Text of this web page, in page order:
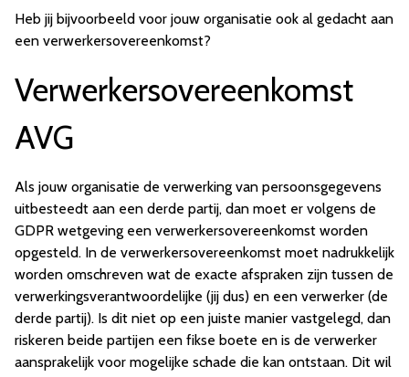
Heb jij bijvoorbeeld voor jouw organisatie ook al gedacht aan
een verwerkersovereenkomst?
Verwerkersovereenkomst
AVG
Als jouw organisatie de verwerking van persoonsgegevens
uitbesteedt aan een derde partij, dan moet er volgens de
GDPR wetgeving een verwerkersovereenkomst worden
opgesteld. In de verwerkersovereenkomst moet nadrukkelijk
worden omschreven wat de exacte afspraken zijn tussen de
verwerkingsverantwoordelijke (jij dus) en een verwerker (de
derde partij). Is dit niet op een juiste manier vastgelegd, dan
riskeren beide partijen een fikse boete en is de verwerker
aansprakelijk voor mogelijke schade die kan ontstaan. Dit wil